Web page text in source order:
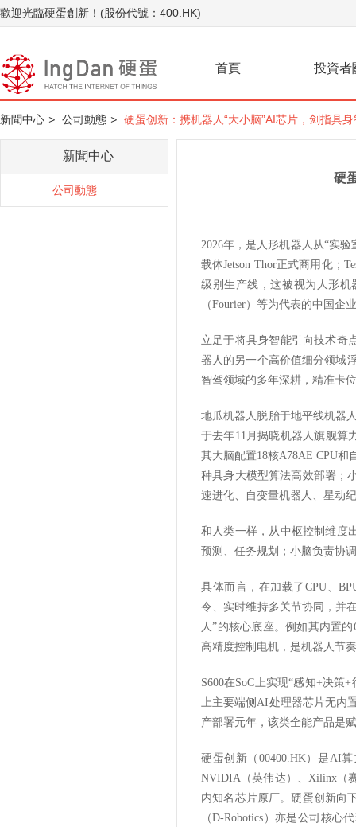
歡迎光臨硬蛋創新！(股份代號：400.HK)
首頁 投資者
新聞中心 > 公司動態 > 硬蛋创新：携机器人“大小脑”AI芯片，剑指具
新聞中心
公司動態
硬
2026年，是人形机器人从“实
载体Jetson Thor正式商用化；
级别生产线，这被视为人形机
（Fourier）等为代表的中国企
立足于将具身智能引向技术奇
器人的另一个高价值细分领域
智驾领域的多年深耕，精准卡
地瓜机器人脱胎于地平线机器
于去年11月揭晓机器人旗舰算
其大脑配置18核A78AE CPU和
种具身大模型算法高效部署 ；
速进化、自变量机器人、星动
和人类一样，从中枢控制维度
预测、任务规划；小脑负责协
具体而言 ，在加载了 CPU、
令、实时维持多关节协同，并
人”的核心底座。例如其内置
高精度控制电机，是机器人节
S600在SoC上实现“感知+决策
上主要端侧AI处理器芯片无内
产部署元年，该类全能产品是
硬蛋创新（ 00400.HK）是AI
NVIDIA（英伟达）、Xilinx（
内知名芯片原厂。硬蛋创新向
（D-Robotics）亦是公司核